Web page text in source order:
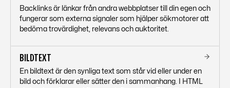
Backlinks är länkar från andra webbplatser till din egen och
fungerar som externa signaler som hjälper sökmotorer att
bedöma trovärdighet, relevans och auktoritet.
BILDTEXT
En bildtext är den synliga text som står vid eller under en
bild och förklarar eller sätter den i sammanhang. I HTML